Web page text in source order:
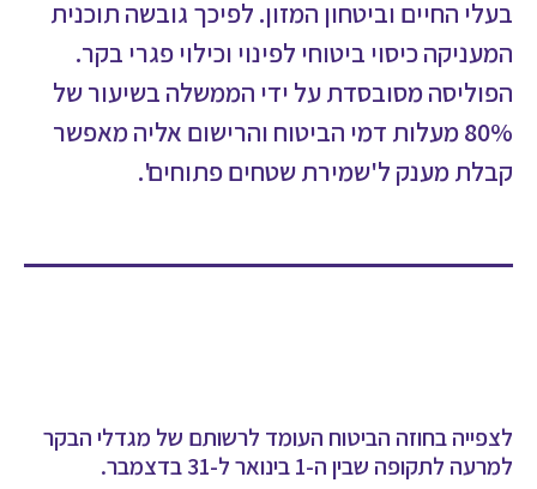
בעלי החיים וביטחון המזון. לפיכך גובשה תוכנית
המעניקה כיסוי ביטוחי לפינוי וכילוי פגרי בקר.
הפוליסה מסובסדת על ידי הממשלה בשיעור של
80% מעלות דמי הביטוח והרישום אליה מאפשר
קבלת מענק ל'שמירת שטחים פתוחים'.
לצפייה בחוזה הביטוח העומד לרשותם של מגדלי הבקר
למרעה לתקופה שבין ה-1 בינואר ל-31 בדצמבר.